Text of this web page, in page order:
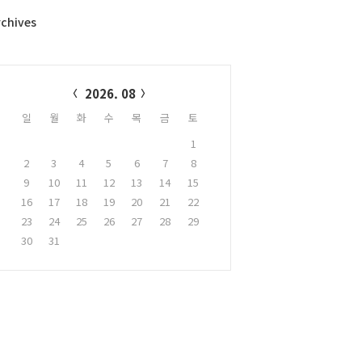
2026. 08
일 월 화 수 목 금
토
1
2
3 4 5 6 7
8
9
10 11 12 13 14
15
16
17 18 19 20 21
22
23
24 25 26 27 28
29
30
31